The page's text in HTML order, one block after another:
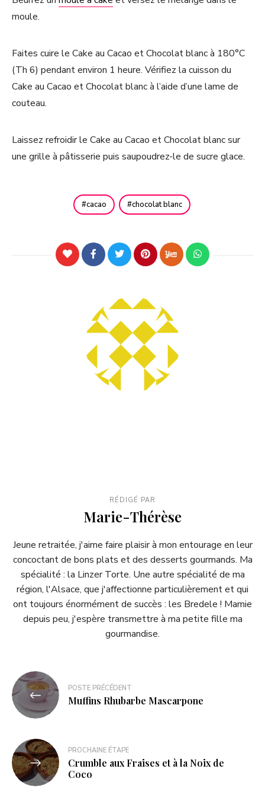
moule.
Faites cuire le Cake au Cacao et Chocolat blanc à 180°C
(Th 6) pendant environ 1 heure. Vérifiez la cuisson du
Cake au Cacao et Chocolat blanc à l’aide d’une lame de
couteau.
Laissez refroidir le Cake au Cacao et Chocolat blanc sur
une grille à pâtisserie puis saupoudrez-le de sucre glace.
cacao chocolat blanc
RÉDIGÉ PAR
Marie-Thérèse
Jeune retraitée, j'aime faire plaisir à mon entourage en leur
concoctant de bons plats et des desserts gourmands. Ma
spécialité : la Linzer Torte. Une autre spécialité de ma
région, l'Alsace, que j'affectionne particulièrement et qui
ont toujours énormément de succès : les Bredele ! Mamie
depuis peu, j'espère transmettre à ma petite fille ma
gourmandise.
POSTE PRÉCÉDENT
Muffins Rhubarbe Mascarpone
PROCHAINE ÉTAPE
Crumble aux Fraises et à la Noix de
Coco